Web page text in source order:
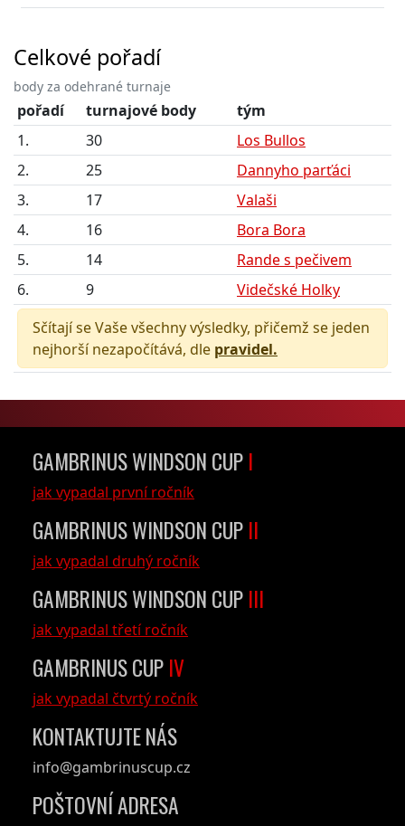
Celkové pořadí
body za odehrané turnaje
pořadí turnajové body
tým
1.
30
Los Bullos
2.
25
Dannyho parťáci
3.
17
Valaši
4.
16
Bora Bora
5.
14
Rande s pečivem
6.
9
Videčské Holky
Sčítají se Vaše všechny výsledky, přičemž se jeden
nejhorší nezapočítává, dle pravidel.
GAMBRINUS WINDSON CUP I
jak vypadal první ročník
GAMBRINUS WINDSON CUP II
jak vypadal druhý ročník
GAMBRINUS WINDSON CUP III
jak vypadal třetí ročník
GAMBRINUS CUP IV
jak vypadal čtvrtý ročník
KONTAKTUJTE NÁS
info@gambrinuscup.cz
POŠTOVNÍ ADRESA